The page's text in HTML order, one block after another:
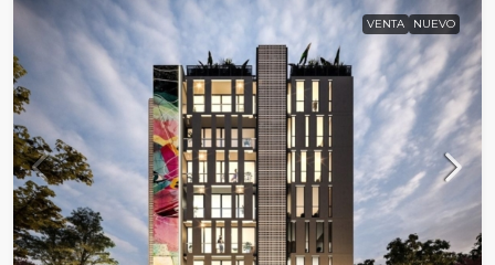
VENTA NUEVO